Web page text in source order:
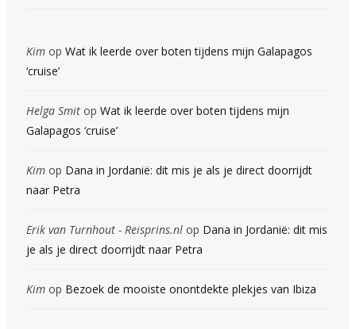
Kim op Wat ik leerde over boten tijdens mijn Galapagos
‘cruise’
Helga Smit op Wat ik leerde over boten tijdens mijn
Galapagos ‘cruise’
Kim op Dana in Jordanië: dit mis je als je direct doorrijdt
naar Petra
Erik van Turnhout - Reisprins.nl op Dana in Jordanië: dit mis
je als je direct doorrijdt naar Petra
Kim op Bezoek de mooiste onontdekte plekjes van Ibiza